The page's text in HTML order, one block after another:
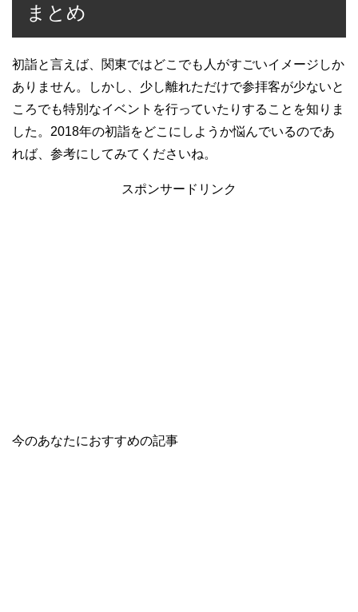
まとめ
初詣と言えば、関東ではどこでも人がすごいイメージしか
ありません。しかし、少し離れただけで参拝客が少ないと
ころでも特別なイベントを行っていたりすることを知りま
した。2018年の初詣をどこにしようか悩んでいるのであ
れば、参考にしてみてくださいね。
スポンサードリンク
今のあなたにおすすめの記事